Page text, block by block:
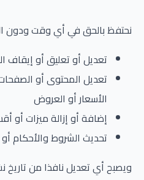
نحتفظ بالحق في أي وقت ودون
تعديل أو تعليق أو إيقاف
تعديل المحتوى أو
الأسعار أو العروض
إضافة أو إزالة ميزات أو
تحديث الشروط والأحكام
ويصبح أي تعديل نافذا من تاريخ